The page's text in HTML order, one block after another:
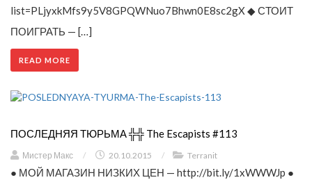
list=PLjyxkMfs9y5V8GPQWNuo7Bhwn0E8sc2gX ◆ СТОИТ
ПОИГРАТЬ — […]
READ MORE
ПОСЛЕДНЯЯ ТЮРЬМА ╬╬ The Escapists #113
Мистер Макс / 20.10.2015 / Terranit
● МОЙ МАГАЗИН НИЗКИХ ЦЕН — http://bit.ly/1xWWWJp ●